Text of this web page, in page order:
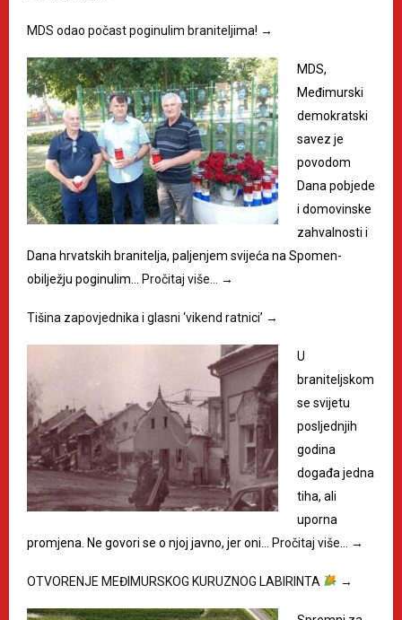
MDS odao počast poginulim braniteljima! →
MDS,
Međimurski
demokratski
savez je
povodom
Dana pobjede
i domovinske
zahvalnosti i
Dana hrvatskih branitelja, paljenjem svijeća na Spomen-
obilježju poginulim…
Pročitaj više… →
Tišina zapovjednika i glasni ‘vikend ratnici’ →
U
braniteljskom
se svijetu
posljednjih
godina
događa jedna
tiha, ali
uporna
promjena. Ne govori se o njoj javno, jer oni…
Pročitaj više… →
OTVORENJE MEĐIMURSKOG KURUZNOG LABIRINTA →